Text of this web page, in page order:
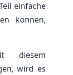
einfache
können,
diesem
wird es